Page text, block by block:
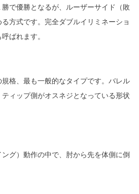
で優勝となるが、ルーザーサイド（敗
方式です。完全ダブルイリミネーショ
ばれます。
格、最も一般的なタイプです。バレル
ィップ側がオスネジとなっている形状
グ）動作の中で、肘から先を体側に倒